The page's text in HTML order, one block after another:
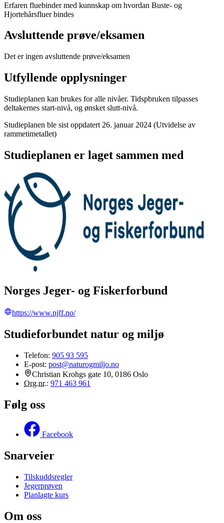
Erfaren fluebinder med kunnskap om hvordan Buste- og
Hjortehårsfluer bindes
Avsluttende prøve/eksamen
Det er ingen avsluttende prøve/eksamen
Utfyllende opplysninger
Studieplanen kan brukes for alle nivåer. Tidspbruken tilpasses
deltakernes start-nivå, og ønsket slutt-nivå.
Studieplanen ble sist oppdatert 26. januar 2024 (Utvidelse av
rammetimetallet)
Studieplanen er laget sammen med
Norges Jeger- og Fiskerforbund
https://www.njff.no/
Studieforbundet natur og miljø
Telefon: 905 93 595
E-post: post@naturogmiljo.no
Christian Krohgs gate 10, 0186 Oslo
Org.nr.: 971 463 961
Følg oss
Facebook
Snarveier
Tilskuddsregler
Jegerprøven
Planlagte kurs
Om oss